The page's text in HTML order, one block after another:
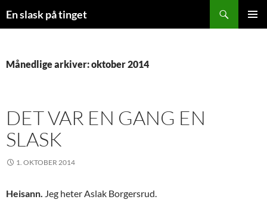
En slask på tinget
Månedlige arkiver: oktober 2014
DET VAR EN GANG EN
SLASK
1. OKTOBER 2014
Heisann. Jeg heter Aslak Borgersrud.